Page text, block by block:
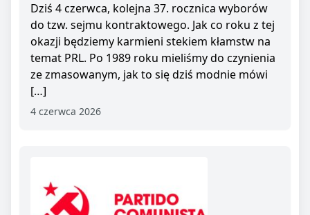
Dziś 4 czerwca, kolejna 37. rocznica wyborów
do tzw. sejmu kontraktowego. Jak co roku z tej
okazji będziemy karmieni stekiem kłamstw na
temat PRL. Po 1989 roku mieliśmy do czynienia
ze zmasowanym, jak to się dziś modnie mówi
[…]
4 czerwca 2026